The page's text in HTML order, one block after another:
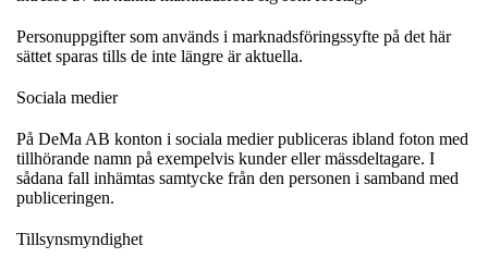
Personuppgifter som används i marknadsföringssyfte på det här
sättet sparas tills de inte längre är aktuella.
Sociala medier
På DeMa AB konton i sociala medier publiceras ibland foton med
tillhörande namn på exempelvis kunder eller mässdeltagare. I
sådana fall inhämtas samtycke från den personen i samband med
publiceringen.
Tillsynsmyndighet